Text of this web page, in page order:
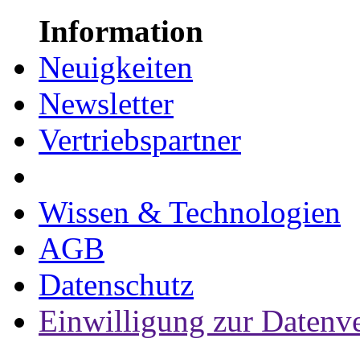
Information
Neuigkeiten
Newsletter
Vertriebspartner
Wissen & Technologien
AGB
Datenschutz
Einwilligung zur